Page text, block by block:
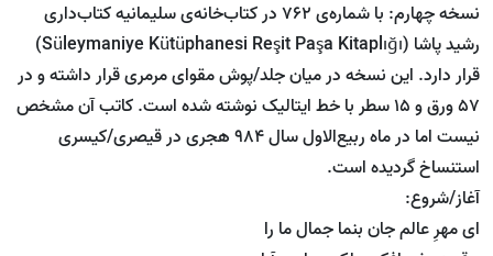
نسخه چهارم: با شماره‌ی 762 در کتاب‌خانه‌ی سلیمانیه کتاب‌داری
رشید پاشا (Süleymaniye Kütüphanesi Reşit Paşa Kitaplığı)
قرار دارد. این نسخه در میان جلد/پوش مقوای مرمری قرار داشته و در
57 ورق و 15 سطر با خط ایتالیک نوشته شده است. کاتب آن مشخص
نیست اما در ماه ربیع‌الاول سال 984 هجری در قیصری/کیسری
استنساخ گردیده است.
آغاز/شروع:
ای مهرِ عالم جان بنما جمال ما را